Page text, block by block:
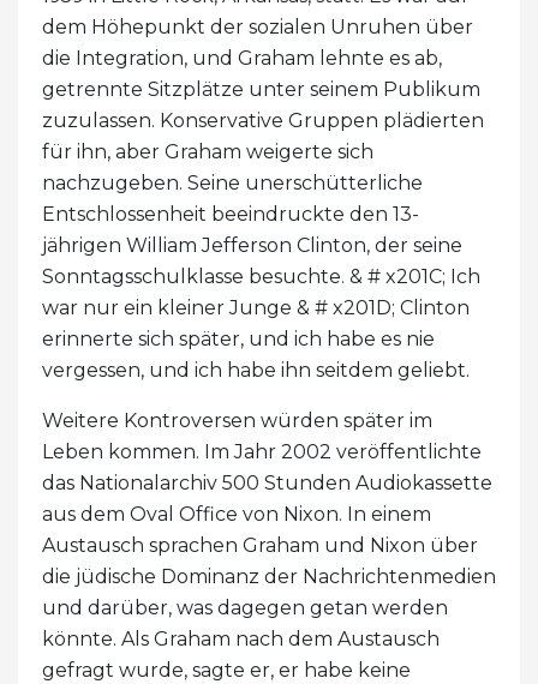
dem Höhepunkt der sozialen Unruhen über
die Integration, und Graham lehnte es ab,
getrennte Sitzplätze unter seinem Publikum
zuzulassen. Konservative Gruppen plädierten
für ihn, aber Graham weigerte sich
nachzugeben. Seine unerschütterliche
Entschlossenheit beeindruckte den 13-
jährigen William Jefferson Clinton, der seine
Sonntagsschulklasse besuchte. & # x201C; Ich
war nur ein kleiner Junge & # x201D; Clinton
erinnerte sich später, und ich habe es nie
vergessen, und ich habe ihn seitdem geliebt.
Weitere Kontroversen würden später im
Leben kommen. Im Jahr 2002 veröffentlichte
das Nationalarchiv 500 Stunden Audiokassette
aus dem Oval Office von Nixon. In einem
Austausch sprachen Graham und Nixon über
die jüdische Dominanz der Nachrichtenmedien
und darüber, was dagegen getan werden
könnte. Als Graham nach dem Austausch
gefragt wurde, sagte er, er habe keine